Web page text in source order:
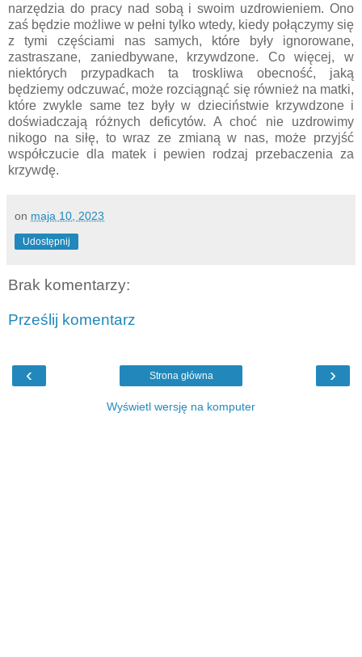
narzędzia do pracy nad sobą i swoim uzdrowieniem. Ono
zaś będzie możliwe w pełni tylko wtedy, kiedy połączymy się
z tymi częściami nas samych, które były ignorowane,
zastraszane, zaniedbywane, krzywdzone. Co więcej, w
niektórych przypadkach ta troskliwa obecność, jaką
będziemy odczuwać, może rozciągnąć się również na matki,
które zwykle same tez były w dzieciństwie krzywdzone i
doświadczają różnych deficytów. A choć nie uzdrowimy
nikogo na siłę, to wraz ze zmianą w nas, może przyjść
współczucie dla matek i pewien rodzaj przebaczenia za
krzywdę.
on maja 10, 2023
Udostępnij
Brak komentarzy:
Prześlij komentarz
‹ ›
Strona główna
Wyświetl wersję na komputer